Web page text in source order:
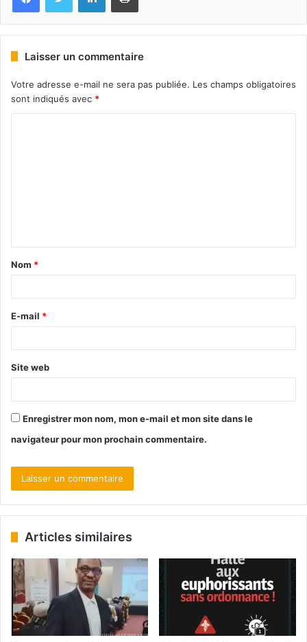
Laisser un commentaire
Votre adresse e-mail ne sera pas publiée. Les champs obligatoires
sont indiqués avec *
Nom *
E-mail *
Site web
Enregistrer mon nom, mon e-mail et mon site dans le
navigateur pour mon prochain commentaire.
Articles similaires